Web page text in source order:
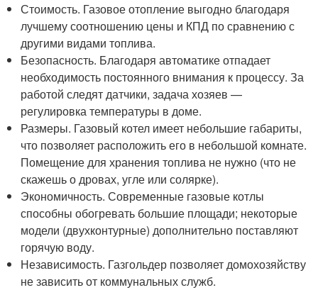
Стоимость. Газовое отопление выгодно благодаря
лучшему соотношению цены и КПД по сравнению с
другими видами топлива.
Безопасность. Благодаря автоматике отпадает
необходимость постоянного внимания к процессу. За
работой следят датчики, задача хозяев —
регулировка температуры в доме.
Размеры. Газовый котел имеет небольшие габариты,
что позволяет расположить его в небольшой комнате.
Помещение для хранения топлива не нужно (что не
скажешь о дровах, угле или солярке).
Экономичность. Современные газовые котлы
способны обогревать большие площади; некоторые
модели (двухконтурные) дополнительно поставляют
горячую воду.
Независимость. Газгольдер позволяет домохозяйству
не зависить от коммунальных служб.